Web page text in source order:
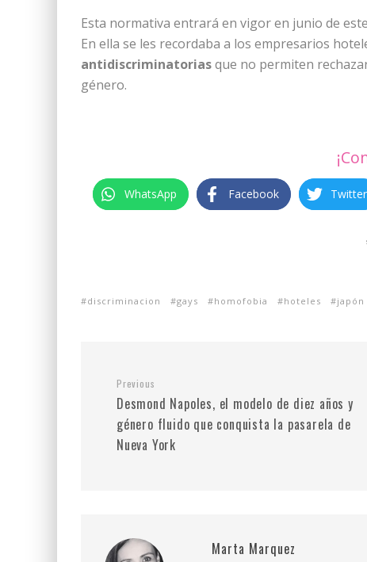
Esta normativa entrará en vigor en junio de
En ella se les recordaba a los empresarios
antidiscriminatoriasque no permiten
género.
WhatsApp Facebook Twitter
discriminacion gays homofobia hoteles japón
Previous
Desmond Napoles, el modelo de diez años y
género fluido que conquista la pasarela de
Nueva York
Marta Marquez